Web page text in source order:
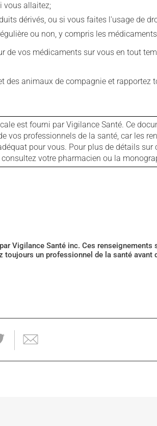
vous allaitez;
dérivés, ou si vous faites l'usage de
ou non, y compris les
de vos médicaments sur vous en tout
des animaux de compagnie et
est fourni par Vigilance Santé. Ce
vos professionnels de la santé, car les
pour vous. Pour plus de détails
votre pharmacien ou la
Vigilance Santé inc. Ces renseignements
un professionnel de la santé